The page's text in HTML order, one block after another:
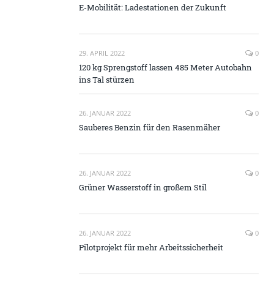
E-Mobilität: Ladestationen der Zukunft
29. APRIL 2022 0
120 kg Sprengstoff lassen 485 Meter Autobahn
ins Tal stürzen
26. JANUAR 2022 0
Sauberes Benzin für den Rasenmäher
26. JANUAR 2022 0
Grüner Wasserstoff in großem Stil
26. JANUAR 2022 0
Pilotprojekt für mehr Arbeitssicherheit